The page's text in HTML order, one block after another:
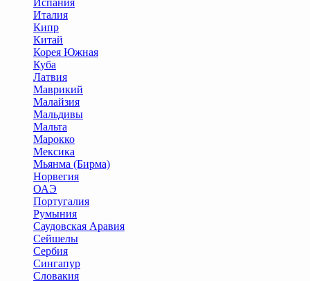
Испания
Италия
Кипр
Китай
Корея Южная
Куба
Латвия
Маврикий
Малайзия
Мальдивы
Мальта
Марокко
Мексика
Мьянма (Бирма)
Норвегия
ОАЭ
Португалия
Румыния
Саудовская Аравия
Сейшелы
Сербия
Сингапур
Словакия